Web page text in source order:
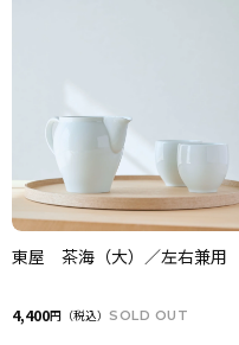
東屋 茶海（大）／左右兼用
4,400円（税込） SOLD OUT